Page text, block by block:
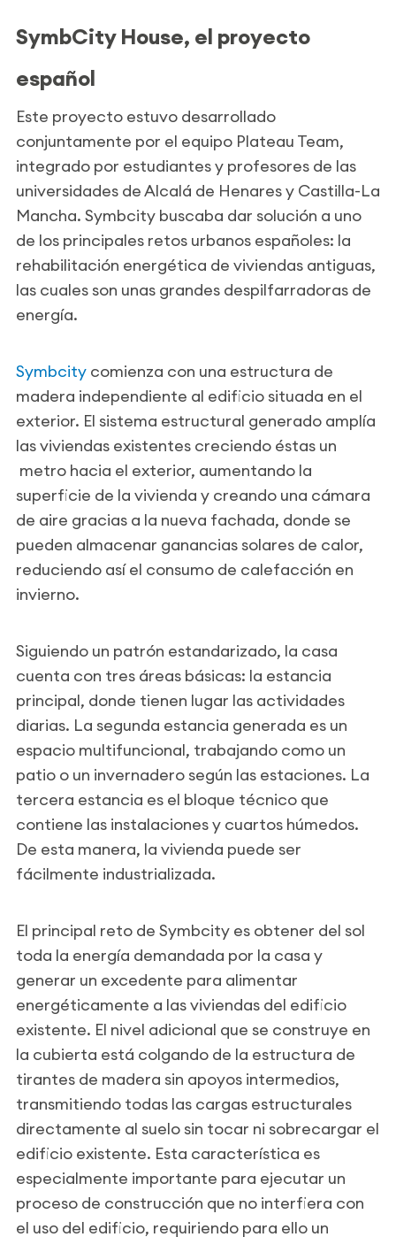
SymbCity House, el proyecto
español
Este proyecto estuvo desarrollado
conjuntamente por el equipo Plateau Team,
integrado por estudiantes y profesores de las
universidades de Alcalá de Henares y Castilla-La
Mancha. Symbcity buscaba dar solución a uno
de los principales retos urbanos españoles: la
rehabilitación energética de viviendas antiguas,
las cuales son unas grandes despilfarradoras de
energía.
Symbcitycomienza con una estructura de
madera independiente al edificio situada en el
exterior. El sistema estructural generado amplía
las viviendas existentes creciendo éstas un
metro hacia el exterior, aumentando la
superficie de la vivienda y creando una cámara
de aire gracias a la nueva fachada, donde se
pueden almacenar ganancias solares de calor,
reduciendo así el consumo de calefacción en
invierno.
Siguiendo un patrón estandarizado, la casa
cuenta con tres áreas básicas: la estancia
principal, donde tienen lugar las actividades
diarias. La segunda estancia generada es un
espacio multifuncional, trabajando como un
patio o un invernadero según las estaciones. La
tercera estancia es el bloque técnico que
contiene las instalaciones y cuartos húmedos.
De esta manera, la vivienda puede ser
fácilmente industrializada.
El principal reto de Symbcity es obtener del sol
toda la energía demandada por la casa y
generar un excedente para alimentar
energéticamente a las viviendas del edificio
existente. El nivel adicional que se construye en
la cubierta está colgando de la estructura de
tirantes de madera sin apoyos intermedios,
transmitiendo todas las cargas estructurales
directamente al suelo sin tocar ni sobrecargar el
edificio existente. Esta característica es
especialmente importante para ejecutar un
proceso de construcción que no interfiera con
el uso del edificio, requiriendo para ello un